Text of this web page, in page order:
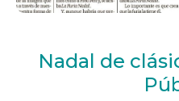
Nadal de